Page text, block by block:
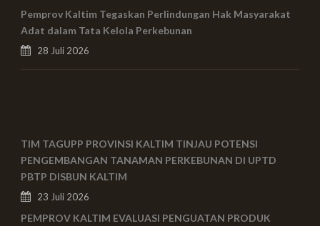
Pemprov Kaltim Tegaskan Perlindungan Hak Masyarakat
Adat dalam Tata Kelola Perkebunan
28 Juli 2026
TIM TAGUPP PROVINSI KALTIM TINJAU POTENSI
PENGEMBANGAN TANAMAN PERKEBUNAN DI UPTD
PBTP DISBUN KALTIM
23 Juli 2026
PEMPROV KALTIM EVALUASI PENGUATAN PRODUK